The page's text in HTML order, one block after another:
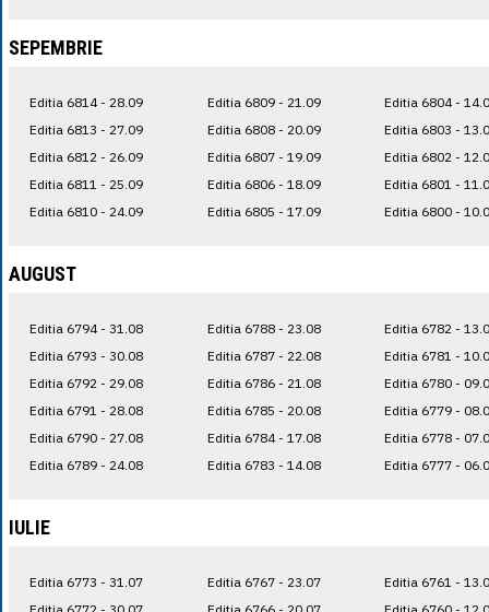
SEPEMBRIE
Editia 6814 - 28.09
Editia 6813 - 27.09
Editia 6812 - 26.09
Editia 6811 - 25.09
Editia 6810 - 24.09
Editia 6809 - 21.09
Editia 6808 - 20.09
Editia 6807 - 19.09
Editia 6806 - 18.09
Editia 6805 - 17.09
Editia 6804 -
Editia 6803 -
Editia 6802 -
Editia 6801 -
Editia 6800 -
AUGUST
Editia 6794 - 31.08
Editia 6793 - 30.08
Editia 6792 - 29.08
Editia 6791 - 28.08
Editia 6790 - 27.08
Editia 6789 - 24.08
Editia 6788 - 23.08
Editia 6787 - 22.08
Editia 6786 - 21.08
Editia 6785 - 20.08
Editia 6784 - 17.08
Editia 6783 - 14.08
Editia 6782 -
Editia 6781 -
Editia 6780 -
Editia 6779 -
Editia 6778 -
Editia 6777 -
IULIE
Editia 6773 - 31.07
Editia 6772 - 30.07
Editia 6767 - 23.07
Editia 6766 - 20.07
Editia 6761 -
Editia 6760 -